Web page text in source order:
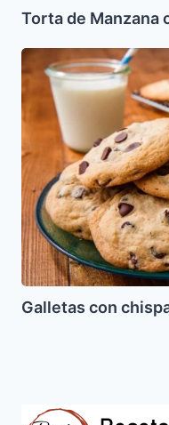
Torta de Manzana
Galletas
con
chispas
de
Chocolate
para
Pesaj
Galletas con